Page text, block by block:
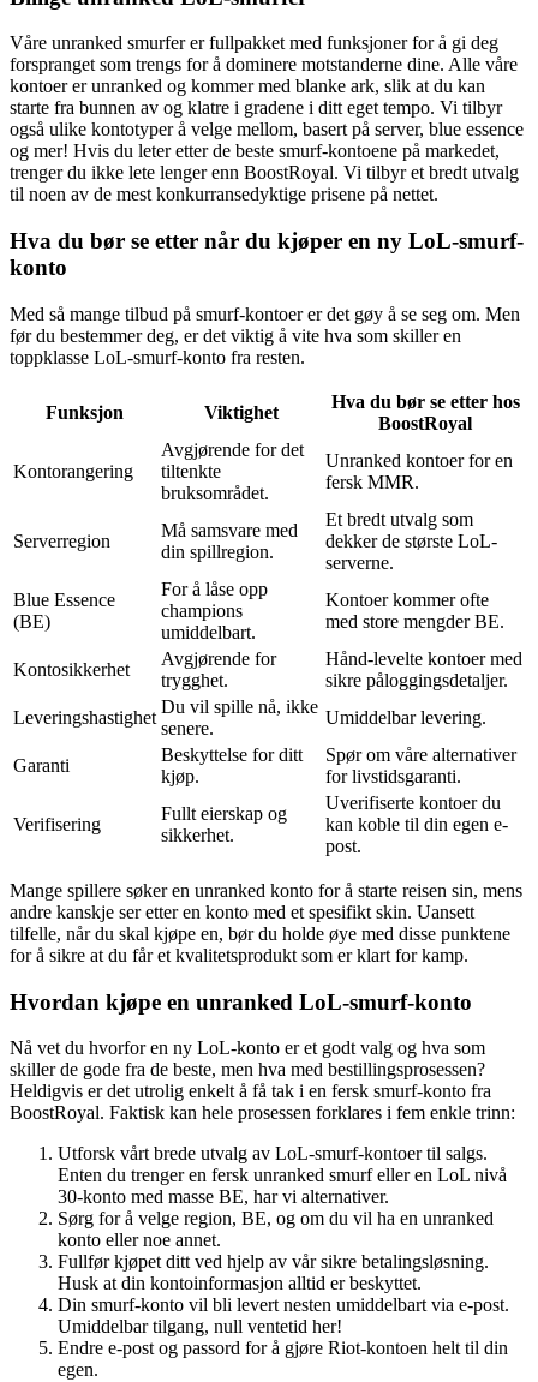
Våre unranked smurfer er fullpakket med funksjoner for å gi deg
forspranget som trengs for å dominere motstanderne dine. Alle våre
kontoer er unranked og kommer med blanke ark, slik at du kan
starte fra bunnen av og klatre i gradene i ditt eget tempo. Vi tilbyr
også ulike kontotyper å velge mellom, basert på server, blue essence
og mer! Hvis du leter etter de beste smurf-kontoene på markedet,
trenger du ikke lete lenger enn BoostRoyal. Vi tilbyr et bredt utvalg
til noen av de mest konkurransedyktige prisene på nettet.
Hva du bør se etter når du kjøper en ny LoL-smurf-
konto
Med så mange tilbud på smurf-kontoer er det gøy å se seg om. Men
før du bestemmer deg, er det viktig å vite hva som skiller en
toppklasse LoL-smurf-konto fra resten.
Funksjon Viktighet
Hva du bør se etter hos
BoostRoyal
Kontorangering
Avgjørende for det
tiltenkte
bruksområdet.
Unranked kontoer for en
fersk MMR.
Serverregion
Må samsvare med
din spillregion.
Et bredt utvalg som
dekker de største LoL-
serverne.
Blue Essence
(BE)
For å låse opp
champions
umiddelbart.
Kontoer kommer ofte
med store mengder BE.
Kontosikkerhet
Avgjørende for
trygghet.
Hånd-levelte kontoer med
sikre påloggingsdetaljer.
Leveringshastighet
Du vil spille nå, ikke
senere.
Umiddelbar levering.
Garanti
Beskyttelse for ditt
kjøp.
Spør om våre alternativer
for livstidsgaranti.
Verifisering
Fullt eierskap og
sikkerhet.
Uverifiserte kontoer du
kan koble til din egen e-
post.
Mange spillere søker en unranked konto for å starte reisen sin, mens
andre kanskje ser etter en konto med et spesifikt skin. Uansett
tilfelle, når du skal kjøpe en, bør du holde øye med disse punktene
for å sikre at du får et kvalitetsprodukt som er klart for kamp.
Hvordan kjøpe en unranked LoL-smurf-konto
Nå vet du hvorfor en ny LoL-konto er et godt valg og hva som
skiller de gode fra de beste, men hva med bestillingsprosessen?
Heldigvis er det utrolig enkelt å få tak i en fersk smurf-konto fra
BoostRoyal. Faktisk kan hele prosessen forklares i fem enkle trinn:
Utforsk vårt brede utvalg av LoL-smurf-kontoer til salgs.
Enten du trenger en fersk unranked smurf eller en LoL nivå
30-konto med masse BE, har vi alternativer.
Sørg for å velge region, BE, og om du vil ha en unranked
konto eller noe annet.
Fullfør kjøpet ditt ved hjelp av vår sikre betalingsløsning.
Husk at din kontoinformasjon alltid er beskyttet.
Din smurf-konto vil bli levert nesten umiddelbart via e-post.
Umiddelbar tilgang, null ventetid her!
Endre e-post og passord for å gjøre Riot-kontoen helt til din
egen.